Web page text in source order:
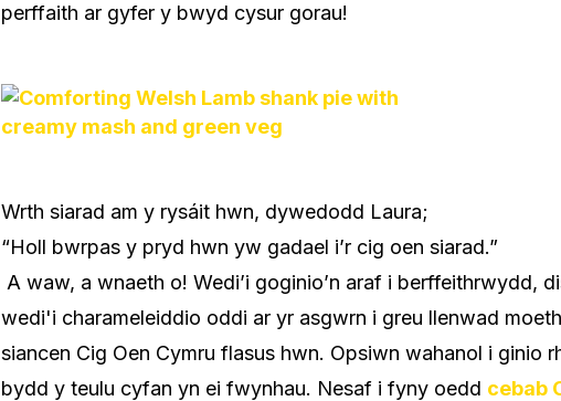
perffaith ar gyfer y bwyd cysur gorau!
Wrth siarad am y rysáit hwn, dywedodd Laura;
“Holl bwrpas y pryd hwn yw gadael i’r cig oen siarad.”
A waw, a wnaeth o! Wedi’i goginio’n araf i berffeithrwydd,
wedi'i charameleiddio oddi ar yr asgwrn i greu llenwad
siancen Cig Oen Cymru flasus hwn. Opsiwn wahanol i ginio
bydd y teulu cyfan yn ei fwynhau. Nesaf i fyny oedd cebab